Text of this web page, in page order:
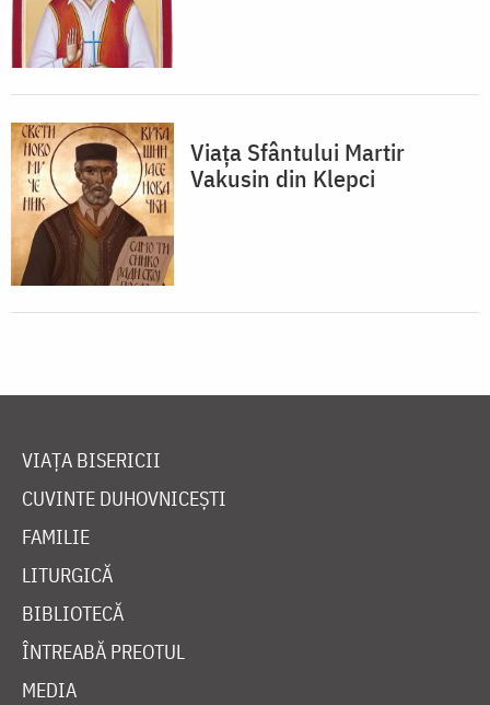
Viața Sfântului Martir
Vakusin din Klepci
VIAȚA BISERICII
CUVINTE DUHOVNICEȘTI
FAMILIE
LITURGICĂ
BIBLIOTECĂ
ÎNTREABĂ PREOTUL
MEDIA